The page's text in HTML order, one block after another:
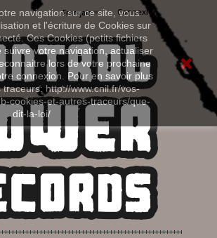
navigation sur ce site, vous
et l'écriture de Cookies sur
Ces Cookies (petits fichiers
votre navigation, actualiser
lors de votre prochaine
connexion. Pour en savoir plus
http://www.cnil.fr/vos-
cookies-et-autres-traceurs/que-
dit-la-loi/
Connexion
Français